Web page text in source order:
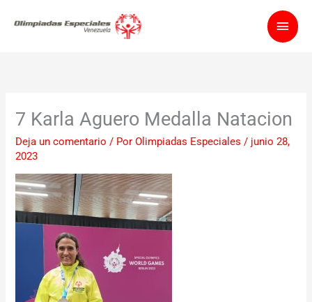
7 Karla Aguero Medalla Natacion
Deja un comentario / PorOlimpiadas Especiales/ junio 28,
2023